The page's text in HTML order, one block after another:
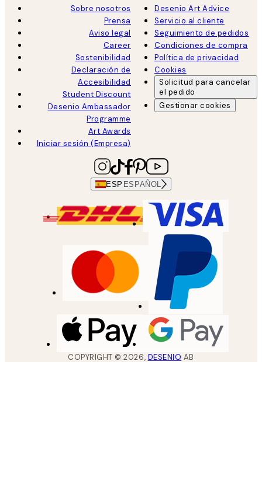
Sobre nosotros
Prensa
Aviso legal
Career
Sostenibilidad
Declaración de
Accesibilidad
Student Discount
Desenio Ambassador
Programme
Art Awards
Iniciar sesión (Empresa)
Desenio Art Advice
Servicio al cliente
Seguimiento de pedidos
Condiciones de compra
Política de privacidad
Cookies
Solicitud para cancelar
el pedido
Gestionar cookies
ESP ESPAÑOL
COPYRIGHT ©2026, DESENIO AB